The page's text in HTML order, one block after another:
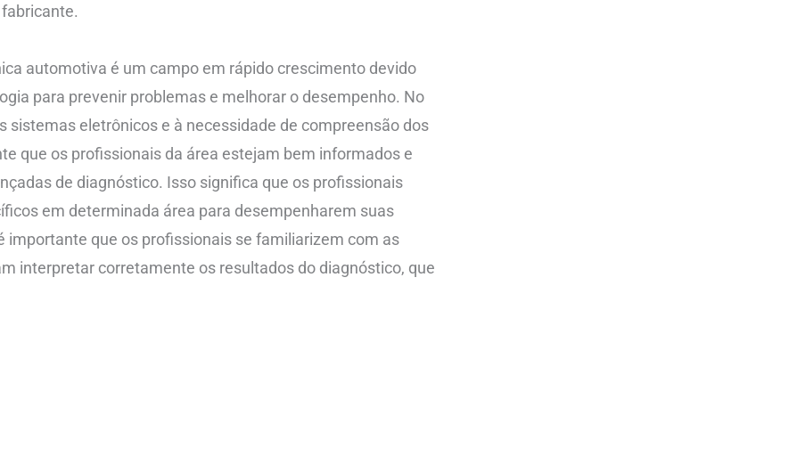
automotiva é um campo em rápido crescimento devido
para prevenir problemas e melhorar o desempenho. No
sistemas eletrônicos e à necessidade de compreensão dos
que os profissionais da área estejam bem informados e
de diagnóstico. Isso significa que os profissionais
em determinada área para desempenharem suas
importante que os profissionais se familiarizem com as
interpretar corretamente os resultados do diagnóstico, que